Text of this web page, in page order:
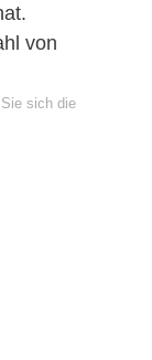
von
sich die